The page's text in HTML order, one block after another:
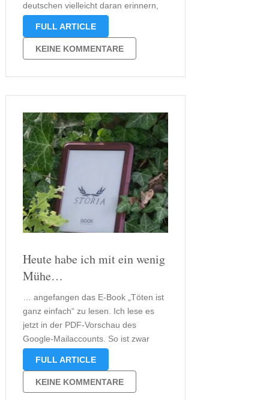
deutschen vielleicht daran erinnern,
dass ich auch schon bei der
Lesung war. Möglicherweise möchtet
ihr den Beitrag Thema noch einmal
nachlesen. Vielleicht kennt ihr euch …
FULL ARTICLE
KEINE KOMMENTARE
Heute habe ich mit ein wenig
Mühe…
… angefangen das E-Book „Töten ist
ganz einfach“ zu lesen. Ich lese es
jetzt in der PDF-Vorschau des
Google-Mailaccounts. So ist zwar
nicht besonders komfortabel, aber
herausgefunden, dass es scheinbar
schon möglich ist E-Books zu lesen.
FULL ARTICLE
KEINE KOMMENTARE